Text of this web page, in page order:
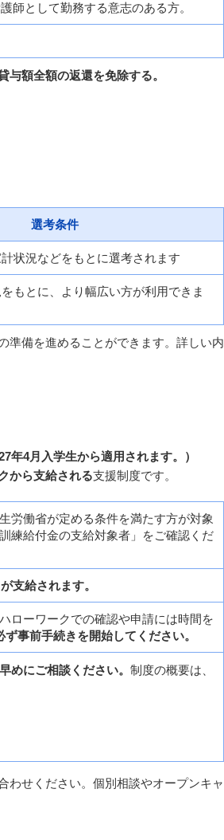
師として勤務する意志のある方。
額全額の返還を免除する。
選考条件
状況などをもとに選考されます
もとに、より幅広い方が利用できま
準備を進めることができます。詳しい内
年4月入学生から適用されます。）
から支給される支援制度です。
労働省が定める条件を満たす方が対象
練給付金の支給対象者」をご確認くだ
支給されます。
ハローワークでの確認や申請には時間を
事前手続きを開始してください。
めにご相談ください。 制度の概要は、
わせください。個別相談やオープンキャ